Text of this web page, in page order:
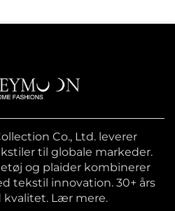
Co., Ltd. leverer
til globale markeder.
og plaider kombinerer
tekstil innovation. 30+ års
kvalitet. Lær mere.